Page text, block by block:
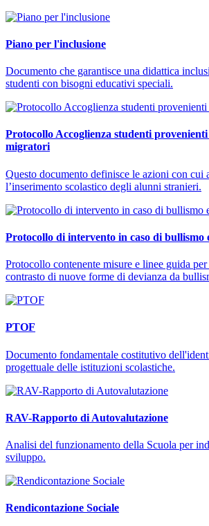
Piano per l'inclusione
Documento che garantisce una didattica
studenti con bisogni educativi speciali.
Protocollo Accoglienza studenti
migratori
Questo documento definisce le azioni con cui
l’inserimento scolastico degli alunni stranieri.
Protocollo di intervento in caso di bullismo
Protocollo contenente misure e linee guida
contrasto di nuove forme di devianza da
PTOF
Documento fondamentale costitutivo
progettuale delle istituzioni scolastiche.
RAV-Rapporto di Autovalutazione
Analisi del funzionamento della Scuola per
sviluppo.
Rendicontazione Sociale